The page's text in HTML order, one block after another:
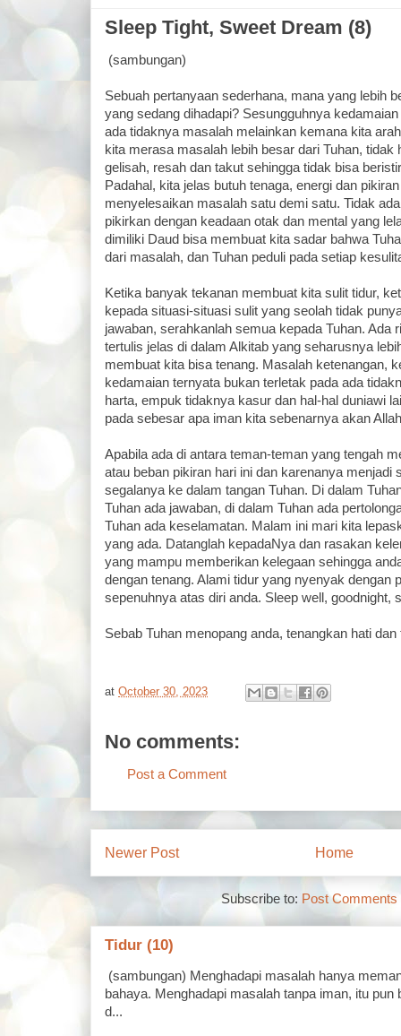
Sleep Tight, Sweet Dream (8)
(sambungan)
Sebuah pertanyaan sederhana, mana yang lebih
yang sedang dihadapi? Sesungguhnya
ada tidaknya masalah melainkan kemana kita
kita merasa masalah lebih besar dari Tuhan, tidak
gelisah, resah dan takut sehingga tidak bisa
Padahal, kita jelas butuh tenaga, energi dan
menyelesaikan masalah satu demi satu. Tidak
pikirkan dengan keadaan otak dan mental yang
dimiliki Daud bisa membuat kita sadar bahwa
dari masalah, dan Tuhan peduli pada setiap
Ketika banyak tekanan membuat kita sulit tidur,
kepada situasi-situasi sulit yang seolah tidak
jawaban, serahkanlah semua kepada Tuhan. Ada
tertulis jelas di dalam Alkitab yang seharusnya
membuat kita bisa tenang. Masalah ketenangan,
kedamaian ternyata bukan terletak pada ada
harta, empuk tidaknya kasur dan hal-hal duniawi
pada sebesar apa iman kita sebenarnya akan
Apabila ada di antara teman-teman yang tengah
atau beban pikiran hari ini dan karenanya menjadi
segalanya ke dalam tangan Tuhan. Di dalam
Tuhan ada jawaban, di dalam Tuhan ada
Tuhan ada keselamatan. Malam ini mari kita
yang ada. Datanglah kepadaNya dan rasakan
yang mampu memberikan kelegaan sehingga
dengan tenang. Alami tidur yang nyenyak dengan
sepenuhnya atas diri anda. Sleep well, goodnight,
Sebab Tuhan menopang anda, tenangkan hati
at October 30, 2023
No comments:
Post a Comment
Newer Post Home
Subscribe to: Post Comments
Tidur (10)
(sambungan) Menghadapi masalah hanya
bahaya. Menghadapi masalah tanpa iman, itu
d...